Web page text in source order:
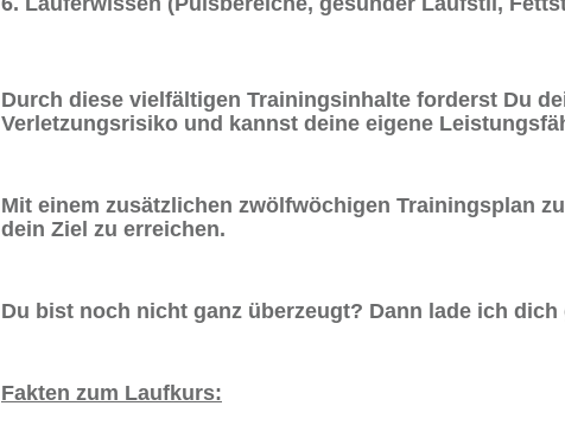
Durch diese vielfältigen Trainingsinhalte forderst Du
Verletzungsrisiko und kannst deine eigene
Mit einem zusätzlichen zwölfwöchigen Trainingsplan
dein Ziel zu erreichen.
Du bist noch nicht ganz überzeugt? Dann lade ich
Fakten zum Laufkurs: